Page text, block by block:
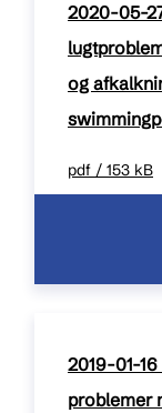
2020-05-
og
pdf / 153 kB
2019-01-
problemer